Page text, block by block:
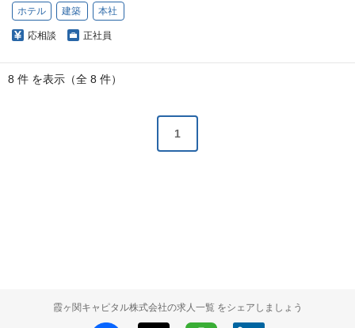
ホテル 建築 本社
応相談 正社員
8 件 を表示（全 8 件）
1
霞ヶ関キャピタル株式会社の求人一覧 をシェアしましょう